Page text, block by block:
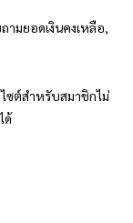
ามยอดเงินคงเหลือ,
ซต์สำหรับสมาชิกไม่
ด้